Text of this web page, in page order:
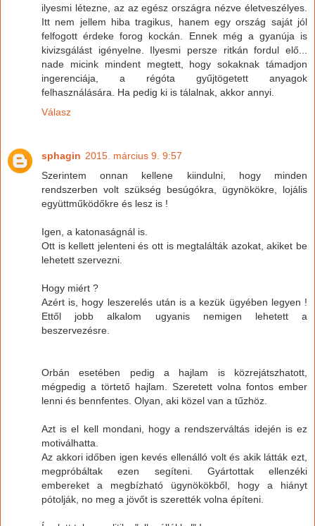
ilyesmi létezne, az az egész országra nézve életveszélyes.
Itt nem jellem hiba tragikus, hanem egy ország saját jól
felfogott érdeke forog kockán. Ennek még a gyanúja is
kivizsgálást igényelne. Ilyesmi persze ritkán fordul elő...
nade micink mindent megtett, hogy sokaknak támadjon
ingerenciája, a régóta gyűjtögetett anyagok
felhasználására. Ha pedig ki is tálalnak, akkor annyi.
Válasz
sphagin 2015. március 9. 9:57
Szerintem onnan kellene kiindulni, hogy minden
rendszerben volt szükség besúgókra, ügynökökre, lojális
együttműködőkre és lesz is !
Igen, a katonaságnál is.
Ott is kellett jelenteni és ott is megtalálták azokat, akiket be
lehetett szervezni.
Hogy miért ?
Azért is, hogy leszerelés után is a kezük ügyében legyen !
Ettől jobb alkalom ugyanis nemigen lehetett a
beszervezésre.
Orbán esetében pedig a hajlam is közrejátszhatott,
mégpedig a törtető hajlam. Szeretett volna fontos ember
lenni és bennfentes. Olyan, aki közel van a tűzhöz.
Azt is el kell mondani, hogy a rendszerváltás idején is ez
motiválhatta.
Az akkori időben igen kevés ellenálló volt és akik látták ezt,
megpróbáltak ezen segíteni. Gyártottak ellenzéki
embereket a megbízható ügynökökből, hogy a hiányt
pótolják, no meg a jövőt is szerették volna építeni.